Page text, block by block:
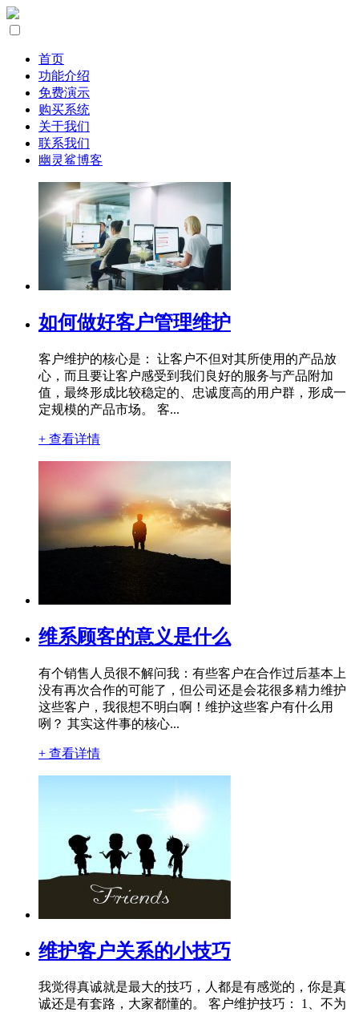
首页
功能介绍
免费演示
购买系统
关于我们
联系我们
幽灵鲨博客
如何做好客户管理维护
客户维护的核心是： 让客户不但对其所使用的产品放
心，而且要让客户感受到我们良好的服务与产品附加
值，最终形成比较稳定的、忠诚度高的用户群，形成一
定规模的产品市场。 客...
+ 查看详情
维系顾客的意义是什么
有个销售人员很不解问我：有些客户在合作过后基本上
没有再次合作的可能了，但公司还是会花很多精力维护
这些客户，我很想不明白啊！维护这些客户有什么用
咧？ 其实这件事的核心...
+ 查看详情
维护客户关系的小技巧
我觉得真诚就是最大的技巧，人都是有感觉的，你是真
诚还是有套路，大家都懂的。 客户维护技巧： 1、不为